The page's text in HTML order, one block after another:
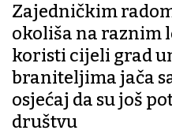
Zajedničkim
okoliša na raznim
koristi cijeli grad
braniteljima jača
osjećaj da su još
društvu